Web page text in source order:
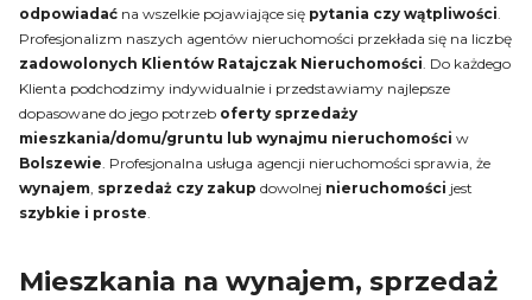
odpowiadać na wszelkie pojawiające się pytania czy wątpliwości.
Profesjonalizm naszych agentów nieruchomości przekłada się na liczbę
zadowolonych Klientów Ratajczak Nieruchomości. Do każdego
Klienta podchodzimy indywidualnie i przedstawiamy najlepsze
dopasowane do jego potrzeb oferty sprzedaży
mieszkania/domu/gruntu lub wynajmu nieruchomości w
Bolszewie. Profesjonalna usługa agencji nieruchomości sprawia, że
wynajem, sprzedaż czy zakup dowolnej nieruchomości jest
szybkie i proste.
Mieszkania na wynajem, sprzedaż